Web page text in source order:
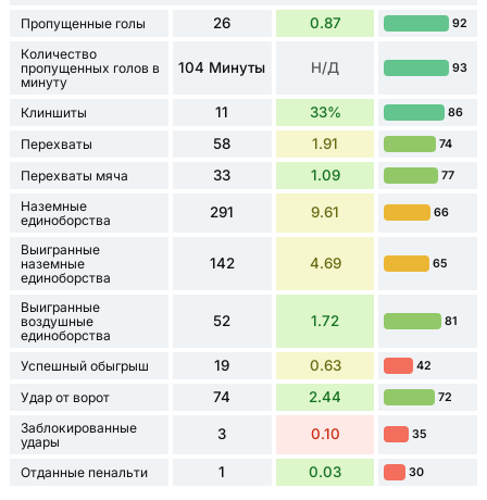
Пропущенные голы 26 0.87 92
Количество
пропущенных голов в
минуту
104 Минуты Н/Д 93
Клиншиты 11 33% 86
Перехваты 58 1.91 74
Перехваты мяча 33 1.09 77
Наземные
единоборства
291 9.61 66
Выигранные
наземные
единоборства
142 4.69 65
Выигранные
воздушные
единоборства
52 1.72 81
Успешный обыгрыш 19 0.63 42
Удар от ворот 74 2.44 72
Заблокированные
удары
3 0.10 35
Отданные пенальти 1 0.03 30